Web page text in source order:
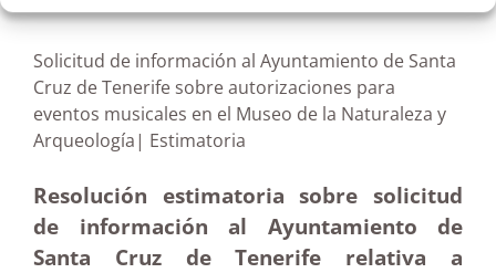
Solicitud de información al Ayuntamiento de Santa
Cruz de Tenerife sobre autorizaciones para
eventos musicales en el Museo de la Naturaleza y
Arqueología| Estimatoria
Resolución estimatoria sobre solicitud
de información al Ayuntamiento de
Santa Cruz de Tenerife relativa a